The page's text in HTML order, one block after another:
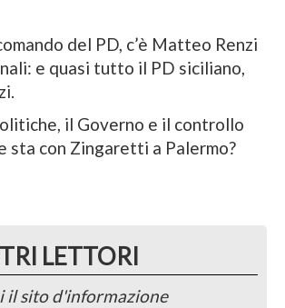
del PD, c’è Matteo Renzi
e quasi tutto il PD siciliano,
il Governo e il controllo
sta con Zingaretti a Palermo?
LETTORI
il sito d'informazione